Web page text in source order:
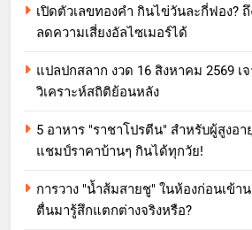
เปิดตัวเลขทองคำ กินไข่วันละกี่ฟอง?
ลดความเสี่ยงอัลไซเมอร์ได้
แปลปกสลาก งวด 16 สิงหาคม 2569 เ
วิเคราะห์สถิติย้อนหลัง
5 อาหาร "ราชาโปรตีน" สำหรับผู้สูงอ
แชมป์ราคาบ้านๆ กินได้ทุกวัย!
การวาง "น้ำส้มสายชู" ในห้องก่อนเข้า
ตื่นมารู้สึกแตกต่างจริงหรือ?